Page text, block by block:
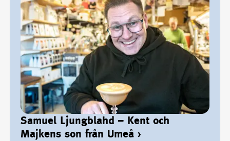
Samuel Ljungblahd – Kent och
Majkens son från Umeå ›